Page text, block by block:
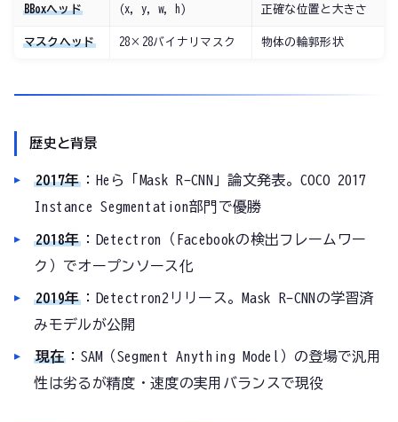
BBoxヘッド (x, y, w, h) 正確な位置と大きさ
マスクヘッド 28×28バイナリマスク 物体の輪郭形状
歴史と背景
2017年 ：Heら「Mask R-CNN」論文発表。COCO 2017
Instance Segmentation部門で優勝
2018年 ：Detectron（Facebookの検出フレームワー
ク）でオープンソース化
2019年 ：Detectron2リリース。Mask R-CNNの学習済
みモデルが公開
現在 ：SAM（Segment Anything Model）の登場で汎用
性は劣るが精度・速度の実用バランスで現役